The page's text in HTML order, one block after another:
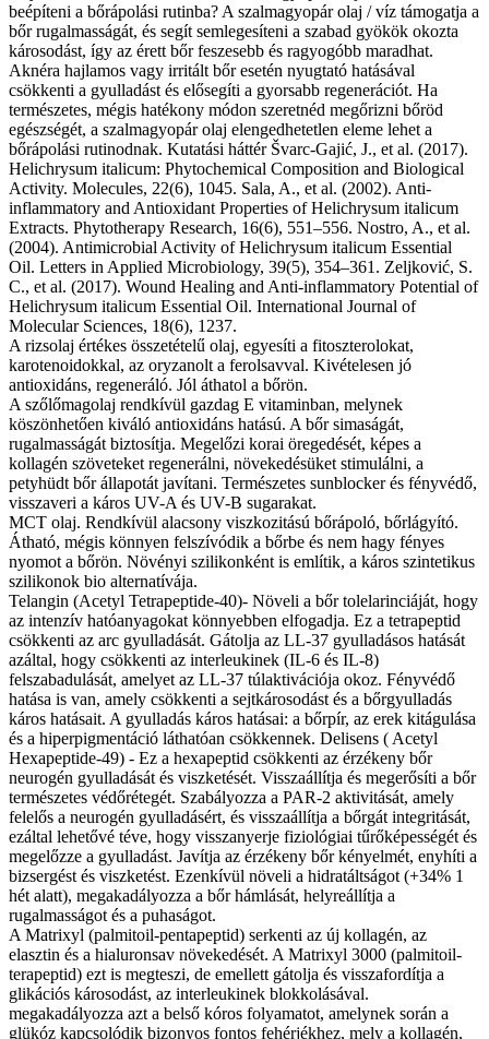
beépíteni a bőrápolási rutinba? A szalmagyopár olaj / víz támogatja a
bőr rugalmasságát, és segít semlegesíteni a szabad gyökök okozta
károsodást, így az érett bőr feszesebb és ragyogóbb maradhat.
Aknéra hajlamos vagy irritált bőr esetén nyugtató hatásával
csökkenti a gyulladást és elősegíti a gyorsabb regenerációt. Ha
természetes, mégis hatékony módon szeretnéd megőrizni bőröd
egészségét, a szalmagyopár olaj elengedhetetlen eleme lehet a
bőrápolási rutinodnak. Kutatási háttér Švarc-Gajić, J., et al. (2017).
Helichrysum italicum: Phytochemical Composition and Biological
Activity. Molecules, 22(6), 1045. Sala, A., et al. (2002). Anti-
inflammatory and Antioxidant Properties of Helichrysum italicum
Extracts. Phytotherapy Research, 16(6), 551–556. Nostro, A., et al.
(2004). Antimicrobial Activity of Helichrysum italicum Essential
Oil. Letters in Applied Microbiology, 39(5), 354–361. Zeljković, S.
C., et al. (2017). Wound Healing and Anti-inflammatory Potential of
Helichrysum italicum Essential Oil. International Journal of
Molecular Sciences, 18(6), 1237.
A rizsolaj értékes összetételű olaj, egyesíti a fitoszterolokat,
karotenoidokkal, az oryzanolt a ferolsavval. Kivételesen jó
antioxidáns, regeneráló. Jól áthatol a bőrön.
A szőlőmagolaj rendkívül gazdag E vitaminban, melynek
köszönhetően kiváló antioxidáns hatású. A bőr simaságát,
rugalmasságát biztosítja. Megelőzi korai öregedését, képes a
kollagén szöveteket regenerálni, növekedésüket stimulálni, a
petyhüdt bőr állapotát javítani. Természetes sunblocker és fényvédő,
visszaveri a káros UV-A és UV-B sugarakat.
MCT olaj. Rendkívül alacsony viszkozitású bőrápoló, bőrlágyító.
Átható, mégis könnyen felszívódik a bőrbe és nem hagy fényes
nyomot a bőrön. Növényi szilikonként is említik, a káros szintetikus
szilikonok bio alternatívája.
Telangin (Acetyl Tetrapeptide-40)- Növeli a bőr tolelarinciáját, hogy
az intenzív hatóanyagokat könnyebben elfogadja. Ez a tetrapeptid
csökkenti az arc gyulladását. Gátolja az LL-37 gyulladásos hatását
azáltal, hogy csökkenti az interleukinek (IL-6 és IL-8)
felszabadulását, amelyet az LL-37 túlaktivációja okoz. Fényvédő
hatása is van, amely csökkenti a sejtkárosodást és a bőrgyulladás
káros hatásait. A gyulladás káros hatásai: a bőrpír, az erek kitágulása
és a hiperpigmentáció láthatóan csökkennek. Delisens ( Acetyl
Hexapeptide-49) - Ez a hexapeptid csökkenti az érzékeny bőr
neurogén gyulladását és viszketését. Visszaállítja és megerősíti a bőr
természetes védőrétegét. Szabályozza a PAR-2 aktivitását, amely
felelős a neurogén gyulladásért, és visszaállítja a bőrgát integritását,
ezáltal lehetővé téve, hogy visszanyerje fiziológiai tűrőképességét és
megelőzze a gyulladást. Javítja az érzékeny bőr kényelmét, enyhíti a
bizsergést és viszketést. Ezenkívül növeli a hidratáltságot (+34% 1
hét alatt), megakadályozza a bőr hámlását, helyreállítja a
rugalmasságot és a puhaságot.
A Matrixyl (palmitoil-pentapeptid) serkenti az új kollagén, az
elasztin és a hialuronsav növekedését. A Matrixyl 3000 (palmitoil-
terapeptid) ezt is megteszi, de emellett gátolja és visszafordítja a
glikációs károsodást, az interleukinek blokkolásával.
megakadályozza azt a belső kóros folyamatot, amelynek során a
glükóz kapcsolódik bizonyos fontos fehérjékhez, mely a kollagén,